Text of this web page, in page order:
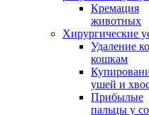
Кремация
животных
Хирургические
Удаление
кошкам
ушей и
Прибылые
пальцы у